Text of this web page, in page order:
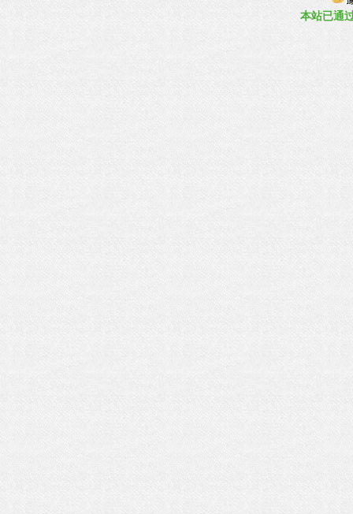
本站已通